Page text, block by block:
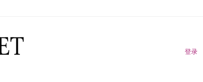
登录